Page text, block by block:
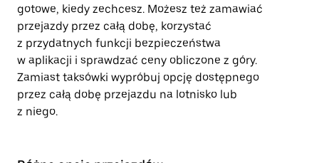
gotowe, kiedy zechcesz. Możesz też zamawiać
przejazdy przez całą dobę, korzystać
z przydatnych funkcji bezpieczeństwa
w aplikacji i sprawdzać ceny obliczone z góry.
Zamiast taksówki wypróbuj opcję dostępnego
przez całą dobę przejazdu na lotnisko lub
z niego.